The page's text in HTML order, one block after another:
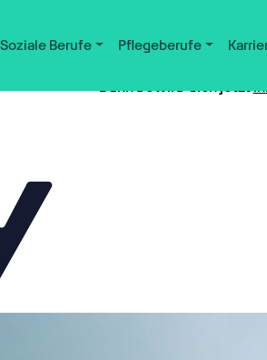
Soziale Berufe Pflegeberufe
Dann bewirb dich jetzt